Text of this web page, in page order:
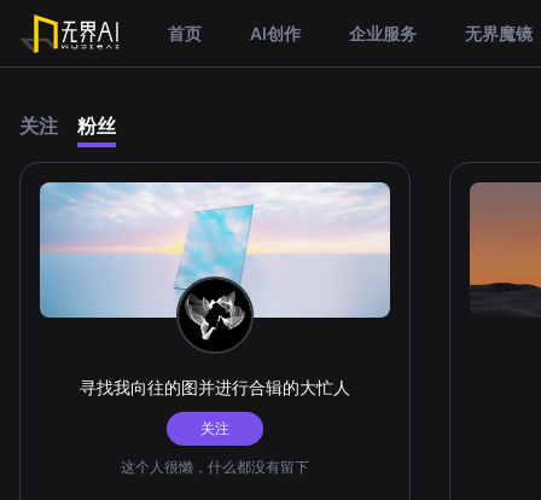
首页 AI创作 企业服务 无界魔镜
关注 粉丝
寻找我向往的图并进行合辑的大忙人
关注
这个人很懒，什么都没有留下